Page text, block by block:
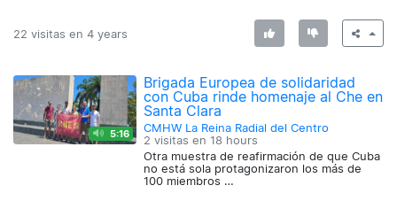
22 visitas en 4 years
5:16
Brigada Europea de solidaridad
con Cuba rinde homenaje al Che en
Santa Clara
CMHW La Reina Radial del Centro
2 visitas en 18 hours
Otra muestra de reafirmación de que Cuba
no está sola protagonizaron los más de
100 miembros …